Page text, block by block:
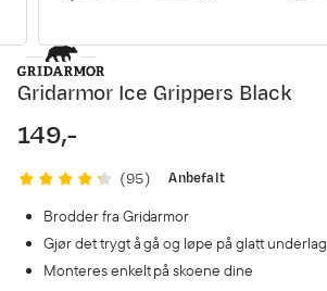
Gridarmor Ice Grippers Black
price
149,-
(95)
Anbefalt
Brodder fra Gridarmor
Gjør det trygt å gå og løpe på glatt underlag
Monteres enkelt på skoene dine